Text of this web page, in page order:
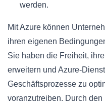
werden.
Mit Azure können
ihren eigenen
Sie haben die Freiheit,
erweitern und Azure-
Geschäftsprozesse zu
voranzutreiben. Durch